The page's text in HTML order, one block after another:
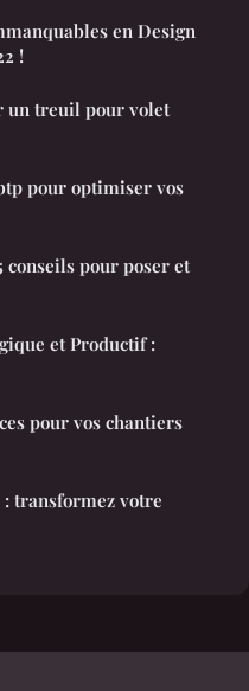
en Design
!
un treuil pour volet
pour optimiser vos
pour poser et
et Productif :
pour vos chantiers
transformez votre